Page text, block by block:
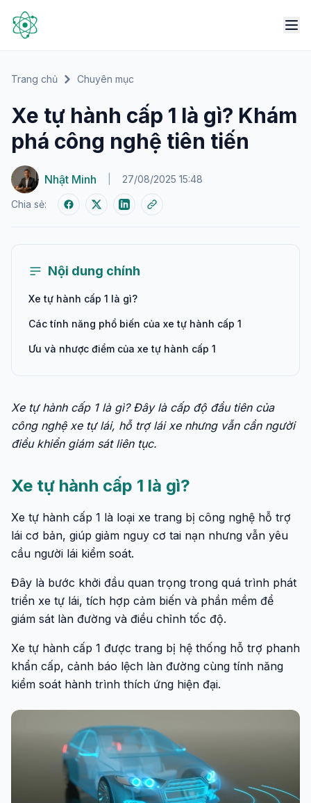
Trang chủ Chuyên mục
Xe tự hành cấp 1 là gì? Khám
phá công nghệ tiên tiến
Nhật Minh 27/08/2025 15:48
Chia sẻ:
Nội dung chính
Xe tự hành cấp 1 là gì?
Các tính năng phổ biến của xe tự hành cấp 1
Ưu và nhược điểm của xe tự hành cấp 1
Xe tự hành cấp 1 là gì? Đây là cấp độ đầu tiên của
công nghệ xe tự lái, hỗ trợ lái xe nhưng vẫn cần người
điều khiển giám sát liên tục.
Xe tự hành cấp 1 là gì?
Xe tự hành cấp 1 là loại xe trang bị công nghệ hỗ trợ
lái cơ bản, giúp giảm nguy cơ tai nạn nhưng vẫn yêu
cầu người lái kiểm soát.
Đây là bước khởi đầu quan trọng trong quá trình phát
triển xe tự lái, tích hợp cảm biến và phần mềm để
giám sát làn đường và điều chỉnh tốc độ.
Xe tự hành cấp 1 được trang bị hệ thống hỗ trợ phanh
khẩn cấp, cảnh báo lệch làn đường cùng tính năng
kiểm soát hành trình thích ứng hiện đại.